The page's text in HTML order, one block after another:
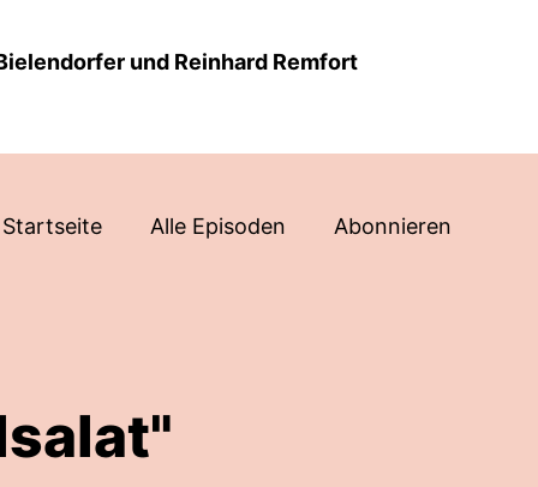
und Reinhard Remfort
Startseite Alle Episoden Abonnieren